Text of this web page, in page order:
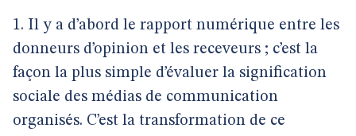
1. Il y a d’abord le rapport numérique entre les
donneurs d’opinion et les receveurs ; c’est la
façon la plus simple d’évaluer la signification
sociale des médias de communication
organisés. C’est la transformation de ce